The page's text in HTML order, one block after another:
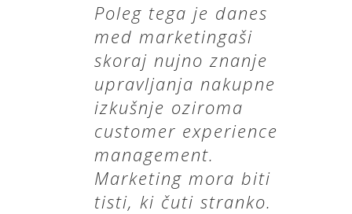
Poleg tega je danes
med marketingaši
skoraj nujno znanje
upravljanja nakupne
izkušnje oziroma
customer experience
management.
Marketing mora biti
tisti, ki čuti stranko.